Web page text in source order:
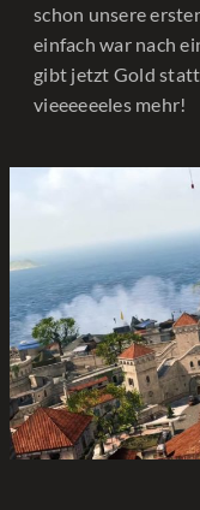
schon unsere
einfach war nach
gibt jetzt Gold
vieeeeeeles mehr!